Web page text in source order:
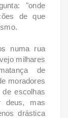
"onde
de que
numa rua
milhares
de
moradores
escolhas
deus, mas
drástica